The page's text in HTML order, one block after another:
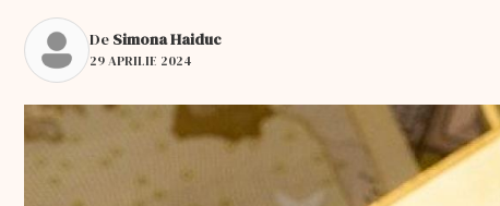
De Simona Haiduc
29 APRILIE 2024